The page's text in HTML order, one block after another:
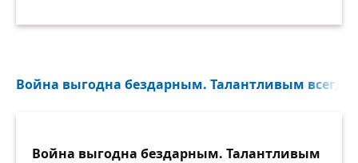
Война выгодна бездарным. Талантливым
Война выгодна бездарным. Талантливым